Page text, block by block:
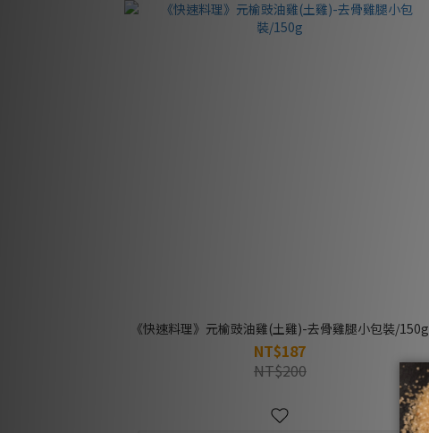
《快速料理》元榆豉油雞(土雞)-去骨雞腿小包裝/150g
NT$187
NT$200